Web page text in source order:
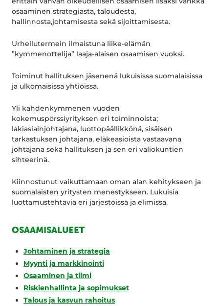
osaaminen strategiasta, taloudesta,
hallinnosta,johtamisesta sekä sijoittamisesta.
Urheilutermein ilmaistuna liike-elämän
”kymmenottelija” laaja-alaisen osaamisen vuoksi.
Toiminut hallituksen jäsenenä lukuisissa suomalaisissa
ja ulkomaisissa yhtiöissä.
Yli kahdenkymmenen vuoden
kokemuspörssiyrityksen eri toiminnoista;
lakiasiainjohtajana, luottopäällikkönä, sisäisen
tarkastuksen johtajana, eläkeasioista vastaavana
johtajana sekä hallituksen ja sen eri valiokuntien
sihteerinä.
Kiinnostunut vaikuttamaan oman alan kehitykseen ja
suomalaisten yritysten menestykseen. Lukuisia
luottamustehtäviä eri järjestöissä ja elimissä.
OSAAMISALUEET
Johtaminen ja strategia
Myynti ja markkinointi
Osaaminen ja tiimi
Riskienhallinta ja sopimukset
Talous ja kasvun rahoitus